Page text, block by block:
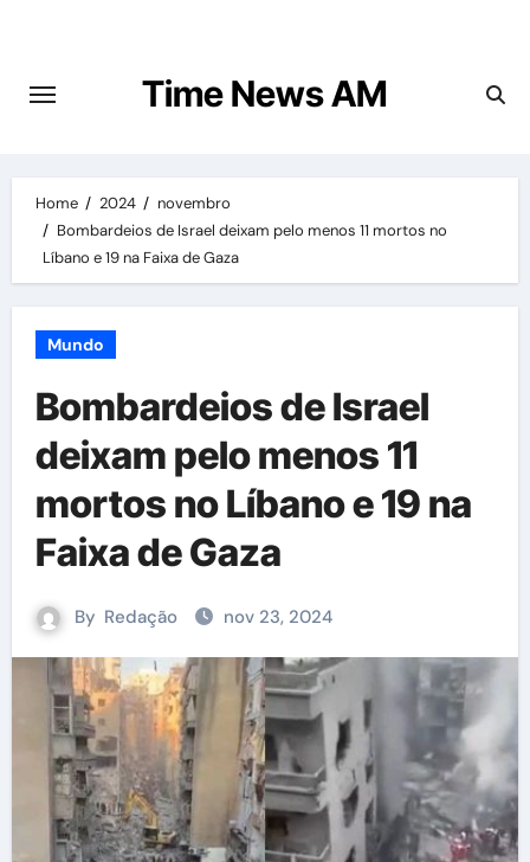
content
Time News AM
Home 2024
novembro
Bombardeios de Israel deixam pelo menos 11 mortos no
Líbano e 19 na Faixa de Gaza
Mundo
Bombardeios de Israel
deixam pelo menos 11
mortos no Líbano e 19 na
Faixa de Gaza
By Redação nov 23, 2024